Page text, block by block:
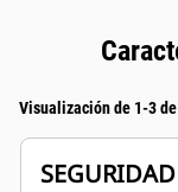
Visualización de 1-3
SEGURIDAD